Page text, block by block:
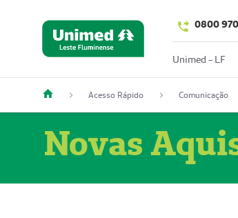
0800
Unimed - LF
Acesso Rápido Comunicação
Novas